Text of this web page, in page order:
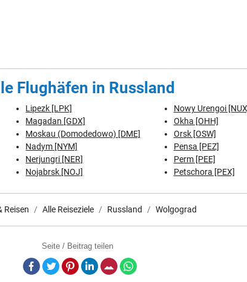
Flughäfen in Russland
Lipezk [LPK]
Magadan [GDX]
Moskau (Domodedowo) [DME]
Nadym [NYM]
Nerjungri [NER]
Nojabrsk [NOJ]
Nowy Urengoi
Okha [OHH]
Orsk [OSW]
Pensa [PEZ]
Perm [PEE]
Petschora [PEX]
Reisen Alle Reiseziele Russland Wolgograd
Seite / Beitrag teilen
Facebook
TwitterPinterestLinkedInE-Mail